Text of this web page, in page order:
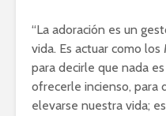
“La adoración es un
vida. Es actuar como
para decirle que nada
ofrecerle incienso, para
elevarse nuestra vida;